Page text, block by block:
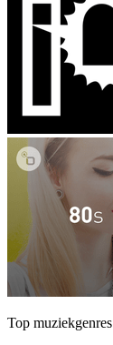
Top muziekgenres